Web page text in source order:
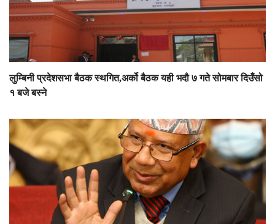
लुम्बिनी प्रदेशसभा बैठक स्थगित,अर्को बैठक यही भदौ ७ गते सोमबार दिउँसो
१ बजे बस्ने